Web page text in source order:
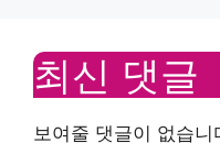
최신 댓글
보여줄 댓글이 없습니